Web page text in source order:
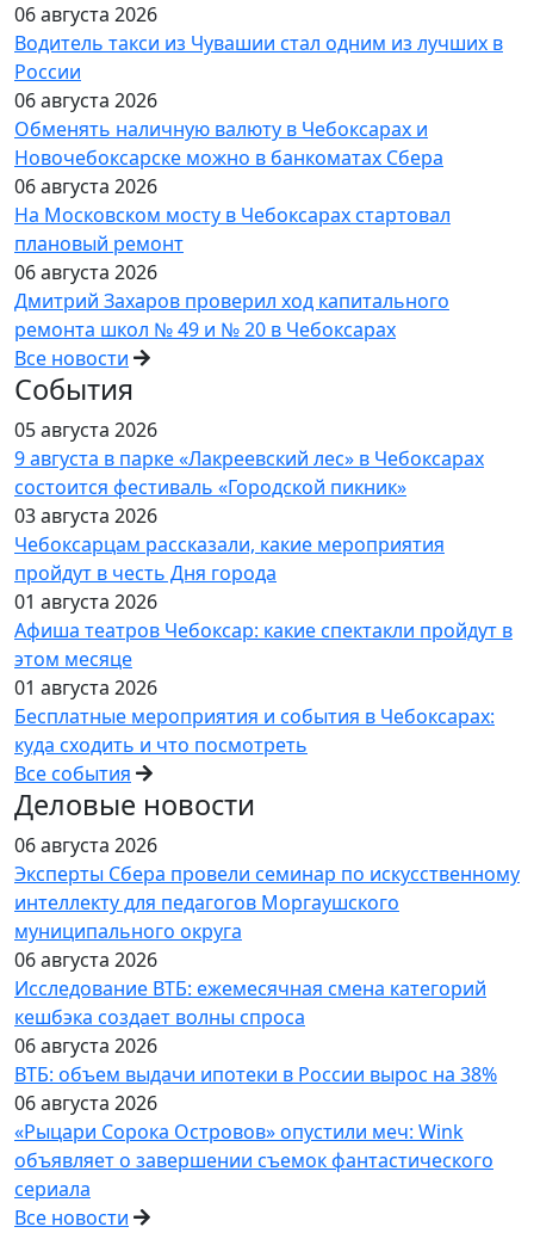
06 августа 2026
Водитель такси из Чувашии стал одним из лучших в
России
06 августа 2026
Обменять наличную валюту в Чебоксарах и
Новочебоксарске можно в банкоматах Сбера
06 августа 2026
На Московском мосту в Чебоксарах стартовал
плановый ремонт
06 августа 2026
Дмитрий Захаров проверил ход капитального
ремонта школ № 49 и № 20 в Чебоксарах
Все новости
События
05 августа 2026
9 августа в парке «Лакреевский лес» в Чебоксарах
состоится фестиваль «Городской пикник»
03 августа 2026
Чебоксарцам рассказали, какие мероприятия
пройдут в честь Дня города
01 августа 2026
Афиша театров Чебоксар: какие спектакли пройдут в
этом месяце
01 августа 2026
Бесплатные мероприятия и события в Чебоксарах:
куда сходить и что посмотреть
Все события
Деловые новости
06 августа 2026
Эксперты Сбера провели семинар по искусственному
интеллекту для педагогов Моргаушского
муниципального округа
06 августа 2026
Исследование ВТБ: ежемесячная смена категорий
кешбэка создает волны спроса
06 августа 2026
ВТБ: объем выдачи ипотеки в России вырос на 38%
06 августа 2026
«Рыцари Сорока Островов» опустили меч: Wink
объявляет о завершении съемок фантастического
сериала
Все новости